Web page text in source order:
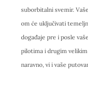
suborbitalni svemir.
om će uključivati
događaje pre i posle
pilotima i drugim
naravno, vi i vaše